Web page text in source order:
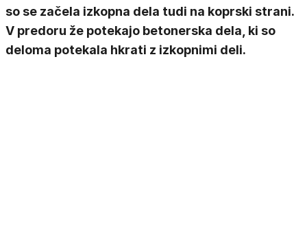
so se začela izkopna dela tudi na koprski strani.
V predoru že potekajo betonerska dela, ki so
deloma potekala hkrati z izkopnimi deli.